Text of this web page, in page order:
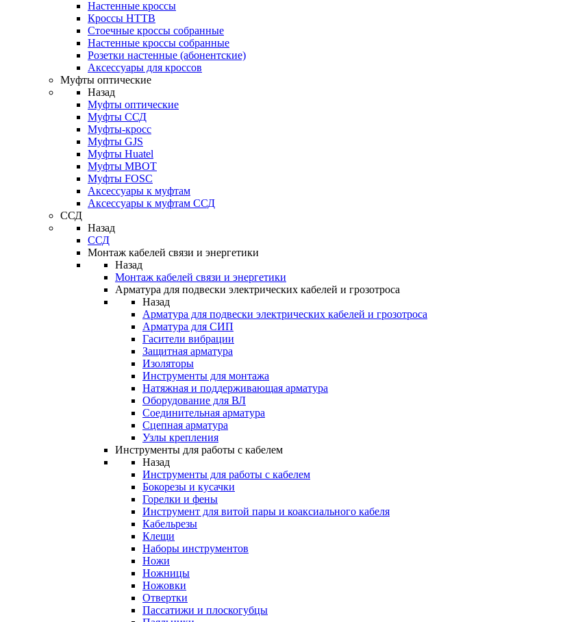
Настенные кроссы
Кроссы HTTB
Стоечные кроссы собранные
Настенные кроссы собранные
Розетки настенные (абонентские)
Аксессуары для кроссов
Муфты оптические
Назад
Муфты оптические
Муфты ССД
Муфты-кросс
Муфты GJS
Муфты Huatel
Муфты МВОТ
Муфты FOSC
Аксессуары к муфтам
Аксессуары к муфтам ССД
ССД
Назад
ССД
Монтаж кабелей связи и энергетики
Назад
Монтаж кабелей связи и энергетики
Арматура для подвески электрических кабелей и грозотроса
Назад
Арматура для подвески электрических кабелей и грозотроса
Арматура для СИП
Гасители вибрации
Защитная арматура
Изоляторы
Инструменты для монтажа
Натяжная и поддерживающая арматура
Оборудование для ВЛ
Соединительная арматура
Сцепная арматура
Узлы крепления
Инструменты для работы с кабелем
Назад
Инструменты для работы с кабелем
Бокорезы и кусачки
Горелки и фены
Инструмент для витой пары и коаксиального кабеля
Кабельрезы
Клещи
Наборы инструментов
Ножи
Ножницы
Ножовки
Отвертки
Пассатижи и плоскогубцы